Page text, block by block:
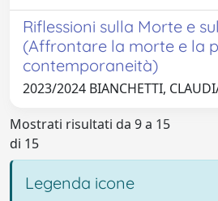
Riflessioni sulla Morte e
(Affrontare la morte e la
contemporaneità)
2023/2024 BIANCHETTI,
Mostrati risultati da 9 a 15
di 15
Legenda icone